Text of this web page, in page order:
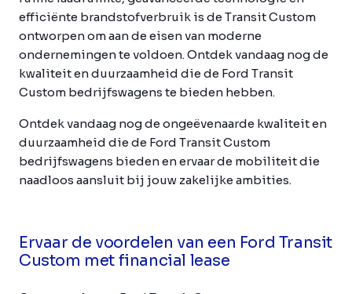
efficiënte brandstofverbruik is de Transit Custom
ontworpen om aan de eisen van moderne
ondernemingen te voldoen. Ontdek vandaag nog de
kwaliteit en duurzaamheid die de Ford Transit
Custom bedrijfswagens te bieden hebben.
Ontdek vandaag nog de ongeëvenaarde kwaliteit en
duurzaamheid die de Ford Transit Custom
bedrijfswagens bieden en ervaar de mobiliteit die
naadloos aansluit bij jouw zakelijke ambities.
Ervaar de voordelen van een Ford Transit
Custom met financial lease